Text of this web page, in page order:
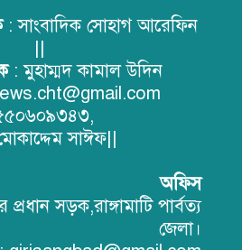
৩ হাজার ৫০০ গাছের চারা বিতরণ
রাঙামাটিতে ‘মাল্টিমিডিয়া, এআই ও
চেকিং’ বিষয়ক সাংবাদিকতা
কর্মশালার সমাপনী ও সনদ
অনুষ্ঠান অনুষ্ঠিত
সর্বোচ্চ নেতা আয়াতুল্লাহ
খামেনির রাষ্ট্রীয় জানাজা ও দাফন
অনুষ্ঠানে আমন্ত্রণ পেলেন ড. কর্নেল অলি
বীর বিক্রম
থানার বিশেষ অভিযানে চোরা
: সাংবাদিক সোহাগ আরেফিন
||
: মুহাম্মদ কামাল উদিন
সাঈফ||
অফিস
প্রধান সড়ক,রাঙ্গামাটি পার্বত্য
জেলা।